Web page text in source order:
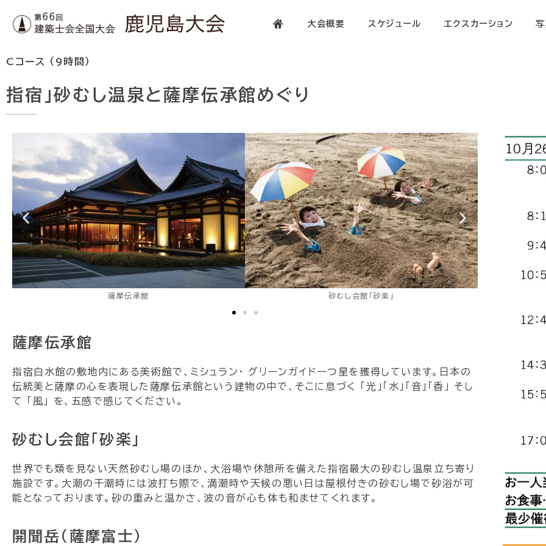
大会概要 スケジュール エクスカーション
Cコース （9時間）
指宿」砂むし温泉と薩摩伝承館めぐり
薩摩伝承館 砂むし会館「砂楽」
薩摩伝承館
指宿白水館の敷地内にある美術館で、ミシュラン・ グリーンガイド一つ星を獲得しています。日本の
伝統美と薩摩の心を表現した薩摩伝承館という建物の中で、そこに息づく 「光」「水」「音」「香」 そし
て 「風」 を、五感で感じてください。
砂むし会館「砂楽」
世界でも類を見ない天然砂むし場のほか、大浴場や休憩所を備えた指宿最大の砂むし温泉立ち寄り
施設です。大潮の干潮時には波打ち際で、満潮時や天候の悪い日は屋根付きの砂むし場で砂浴が可
能となっております。砂の重みと温かさ、波の音が心も体も和ませてくれます。
開聞岳（薩摩富士）